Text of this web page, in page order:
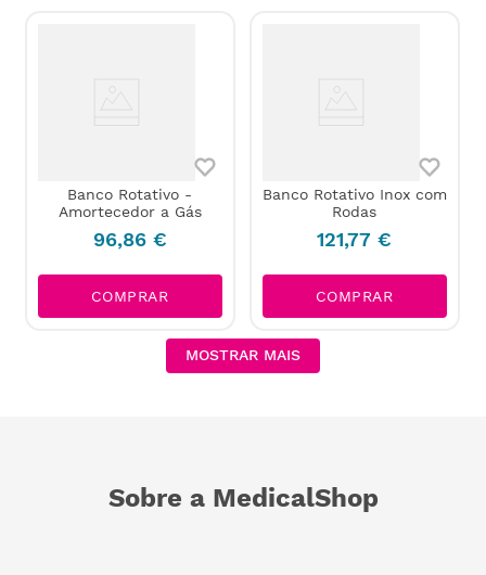
Banco Rotativo -
Amortecedor a Gás
96,86 €
COMPRAR
Banco Rotativo Inox com
Rodas
121,77 €
COMPRAR
MOSTRAR MAIS
Sobre a MedicalShop